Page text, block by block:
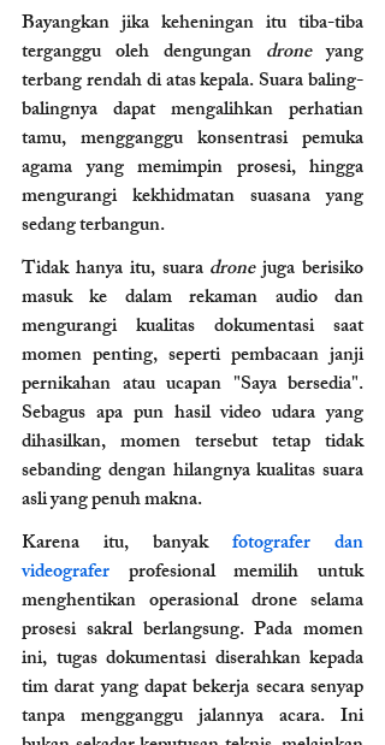
Bayangkan jika keheningan itu tiba-tiba
terganggu oleh dengungan drone yang
terbang rendah di atas kepala. Suara baling-
balingnya dapat mengalihkan perhatian
tamu, mengganggu konsentrasi pemuka
agama yang memimpin prosesi, hingga
mengurangi kekhidmatan suasana yang
sedang terbangun.
Tidak hanya itu, suara drone juga berisiko
masuk ke dalam rekaman audio dan
mengurangi kualitas dokumentasi saat
momen penting, seperti pembacaan janji
pernikahan atau ucapan "Saya bersedia".
Sebagus apa pun hasil video udara yang
dihasilkan, momen tersebut tetap tidak
sebanding dengan hilangnya kualitas suara
asli yang penuh makna.
Karena itu, banyak fotografer dan
videografer profesional memilih untuk
menghentikan operasional drone selama
prosesi sakral berlangsung. Pada momen
ini, tugas dokumentasi diserahkan kepada
tim darat yang dapat bekerja secara senyap
tanpa mengganggu jalannya acara. Ini